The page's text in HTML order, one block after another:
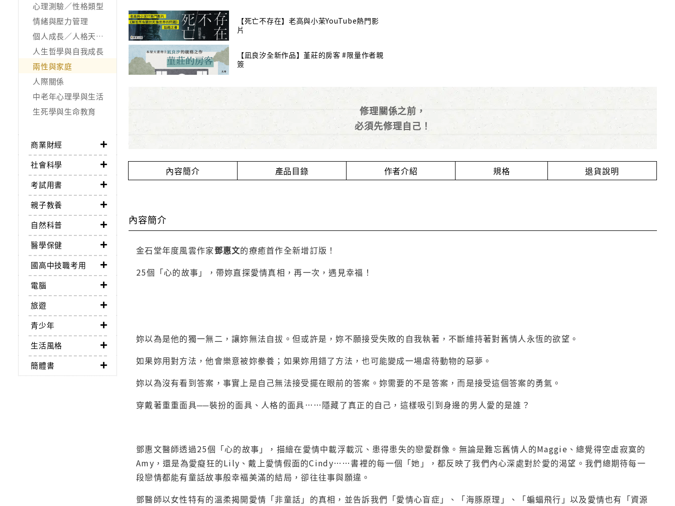
心理測驗／性格類型
情緒與壓力管理
個人成長／人格天賦／潛能開發
人生哲學與自我成長
兩性與家庭
人際關係
中老年心理學與生活
生死學與生命教育
商業財經
社會科學
考試用書
親子教養
自然科普
醫學保健
國高中技職考用
電腦
旅遊
青少年
生活風格
簡體書
【死亡不存在】老高與小茉YouTube熱門影
片
【凪良汐全新作品】堇莊的房客 #限量作者親
簽
修理關係之前，
必須先修理自己！
內容簡介 產品目錄 作者介紹 規格 退貨說明
內容簡介
金石堂年度風雲作家鄧惠文的療癒首作全新增訂版！
25個「心的故事」，帶妳直探愛情真相，再一次，遇見幸福！
妳以為是他的獨一無二，讓妳無法自拔。但或許是，妳不願接受失敗的自我執著，不斷維持著對舊情人永恆的欲望。
如果妳用對方法，他會樂意被妳豢養；如果妳用錯了方法，也可能變成一場虐待動物的惡夢。
妳以為沒有看到答案，事實上是自己無法接受擺在眼前的答案。妳需要的不是答案，而是接受這個答案的勇氣。
穿戴著重重面具──裝扮的面具、人格的面具……隱藏了真正的自己，這樣吸引到身邊的男人愛的是誰？
鄧惠文醫師透過25個「心的故事」，描繪在愛情中載浮載沉、患得患失的戀愛群像。無論是難忘舊情人的Maggie、總覺得空虛寂寞的
Amy，還是為愛癡狂的Lily、戴上愛情假面的Cindy……書裡的每一個「她」，都反映了我們內心深處對於愛的渴望。我們總期待每一
段戀情都能有童話故事般幸褔美滿的結局，卻往往事與願違。
鄧醫師以女性特有的溫柔揭開愛情「非童話」的真相，並告訴我們「愛情心盲症」、「海豚原理」、「蝙蝠飛行」以及愛情也有「資源